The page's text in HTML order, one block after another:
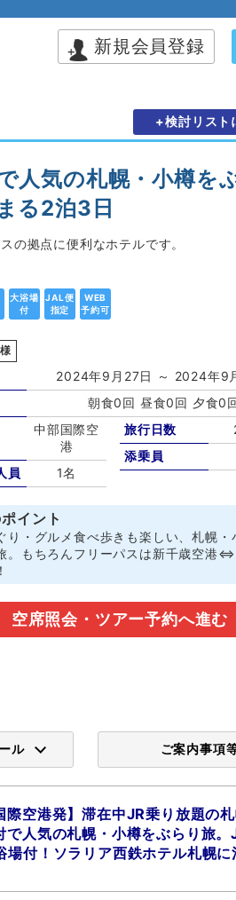
新規会員登録
+検討リスト
人気の札幌・小樽を
る2泊3日
の拠点に便利なホテルです。
大浴場
付
JAL便
指定
WEB
予約可
2024年9月27日 ～ 2024年9
朝食0回 昼食0回 夕食0
中部国際空
港
員
1名
旅行日数
添乗員
イント
り・グルメ食べ歩きも楽しい、札幌・
。もちろんフリーパスは新千歳空港⇔
空席照会・ツアー予約へ進む
ル ご案内事項
際空港発】滞在中JR乗り放題の
で人気の札幌・小樽をぶらり旅
場付！ソラリア西鉄ホテル札幌に